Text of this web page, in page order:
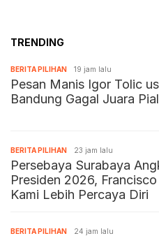
TRENDING
BERITA PILIHAN 19 jam lalu
Pesan Manis Igor Tolic
Bandung Gagal Juara
BERITA PILIHAN 23 jam lalu
Persebaya Surabaya
Presiden 2026,
Kami Lebih Percaya Diri
BERITA PILIHAN 24 jam lalu